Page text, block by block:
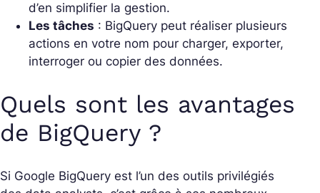
d’en simplifier la gestion.
Les tâches : BigQuery peut réaliser plusieurs
actions en votre nom pour charger, exporter,
interroger ou copier des données.
Quels sont les avantages
de BigQuery ?
Si Google BigQuery est l’un des outils privilégiés